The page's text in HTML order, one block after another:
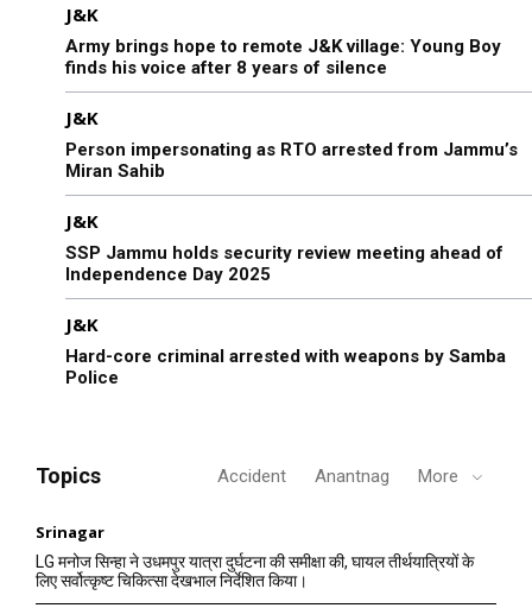
J&K
Army brings hope to remote J&K village: Young Boy
finds his voice after 8 years of silence
J&K
Person impersonating as RTO arrested from Jammu’s
Miran Sahib
J&K
SSP Jammu holds security review meeting ahead of
Independence Day 2025
J&K
Hard-core criminal arrested with weapons by Samba
Police
Topics Accident Anantnag More
Srinagar
LG मनोज सिन्हा ने उधमपुर यात्रा दुर्घटना की समीक्षा की, घायल तीर्थयात्रियों के
लिए सर्वोत्कृष्ट चिकित्सा देखभाल निर्देशित किया।